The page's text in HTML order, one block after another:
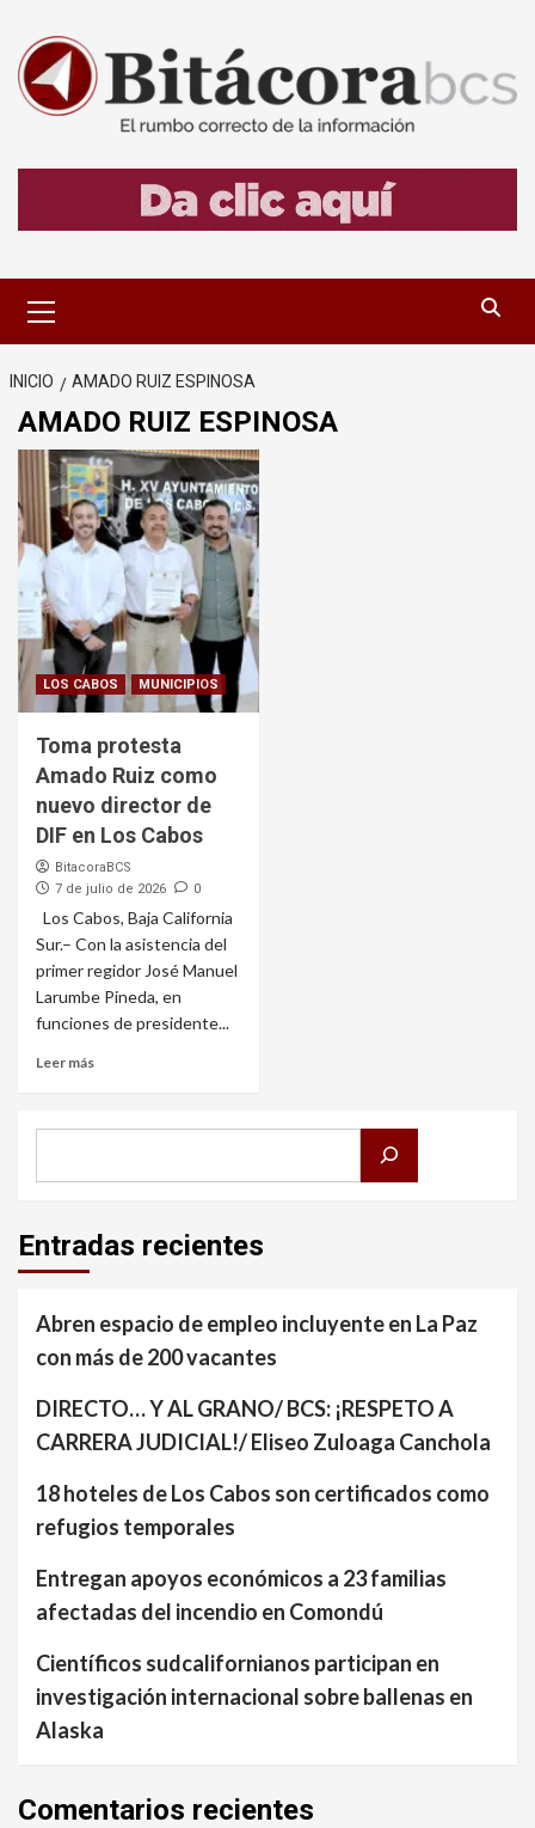
contenido
primario
INICIO AMADO RUIZ ESPINOSA
AMADO RUIZ ESPINOSA
LOS CABOS MUNICIPIOS
Toma protesta
Amado Ruiz como
nuevo director de
DIF en Los Cabos
BitacoraBCS
7 de julio de 2026
0
Los Cabos, Baja California
Sur.– Con la asistencia del
primer regidor José Manuel
Larumbe Pineda, en
funciones de presidente...
Leer más
Entradas recientes
Abren espacio de empleo incluyente en La Paz
con más de 200 vacantes
DIRECTO… Y AL GRANO/ BCS: ¡RESPETO A
CARRERA JUDICIAL!/ Eliseo Zuloaga Canchola
18 hoteles de Los Cabos son certificados como
refugios temporales
Entregan apoyos económicos a 23 familias
afectadas del incendio en Comondú
Científicos sudcalifornianos participan en
investigación internacional sobre ballenas en
Alaska
Comentarios recientes